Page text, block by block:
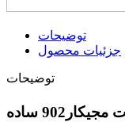
توضیحات
جزئیات محصول
توضیحات
ساده